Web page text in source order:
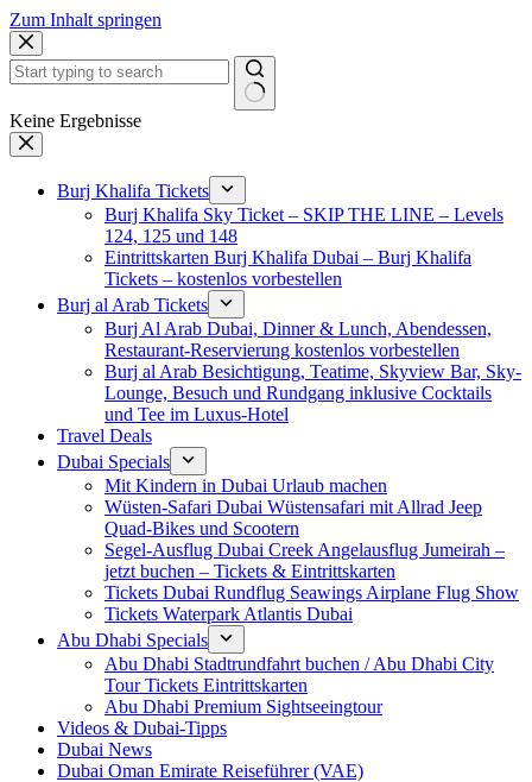
Zum Inhalt springen
Keine Ergebnisse
Burj Khalifa Tickets
Burj Khalifa Sky Ticket – SKIP THE LINE – Levels
124, 125 und 148
Eintrittskarten Burj Khalifa Dubai – Burj Khalifa
Tickets – kostenlos vorbestellen
Burj al Arab Tickets
Burj Al Arab Dubai, Dinner & Lunch, Abendessen,
Restaurant-Reservierung kostenlos vorbestellen
Burj al Arab Besichtigung, Teatime, Skyview Bar, Sky-
Lounge, Besuch und Rundgang inklusive Cocktails
und Tee im Luxus-Hotel
Travel Deals
Dubai Specials
Mit Kindern in Dubai Urlaub machen
Wüsten-Safari Dubai Wüstensafari mit Allrad Jeep
Quad-Bikes und Scootern
Segel-Ausflug Dubai Creek Angelausflug Jumeirah –
jetzt buchen – Tickets & Eintrittskarten
Tickets Dubai Rundflug Seawings Airplane Flug Show
Tickets Waterpark Atlantis Dubai
Abu Dhabi Specials
Abu Dhabi Stadtrundfahrt buchen / Abu Dhabi City
Tour Tickets Eintrittskarten
Abu Dhabi Premium Sightseeingtour
Videos & Dubai-Tipps
Dubai News
Dubai Oman Emirate Reiseführer (VAE)